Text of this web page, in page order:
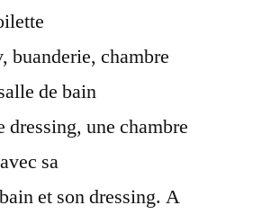
buanderie, chambre
de bain
dressing, une chambre
sa
et son dressing. A